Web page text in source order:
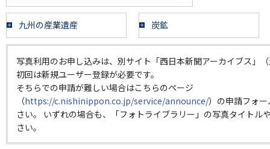
九州の産業遺産 炭鉱
写真利用のお申し込みは、別サイト「西日本新聞アーカイブス」
初回は新規ユーザー登録が必要です。
そちらでの申請が難しい場合はこちらのページ
（https://c.nishinippon.co.jp/service/announce/）の申請フォ
さい。 いずれの場合も、「フォトライブラリー」の写真タイトル
さい。